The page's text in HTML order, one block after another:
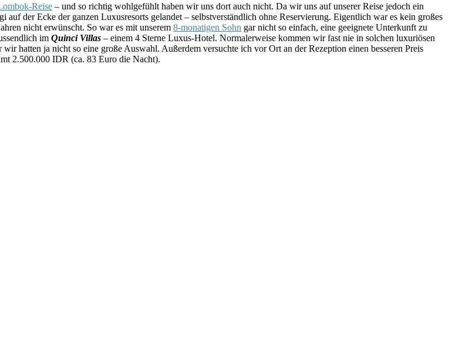
Reise – und so richtig wohlgefühlt haben wir uns dort auch nicht. Da wir uns auf unserer Reise jedoch ein
der Ecke der ganzen Luxusresorts gelandet – selbstverständlich ohne Reservierung. Eigentlich war es kein großes
nicht erwünscht. So war es mit unserem 8-monatigen Sohn gar nicht so einfach, eine geeignete Unterkunft zu
im Quinci Villas – einem 4 Sterne Luxus-Hotel. Normalerweise kommen wir fast nie in solchen luxuriösen
hatten ja nicht so eine große Auswahl. Außerdem versuchte ich vor Ort an der Rezeption einen besseren Preis
2.500.000 IDR (ca. 83 Euro die Nacht).